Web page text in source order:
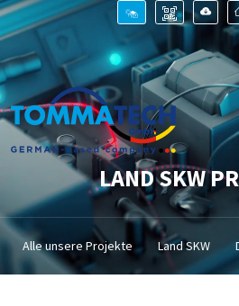
LAND SKW
Alle unsere Projekte Land SKW